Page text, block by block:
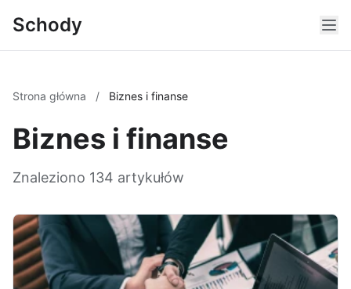
Schody
Strona główna / Biznes i finanse
Biznes i finanse
Znaleziono 134 artykułów